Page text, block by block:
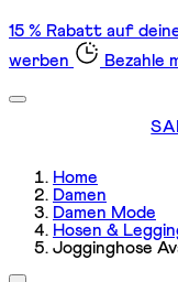
15 % Rabatt auf
werben
Bezahle
Home
Damen
Damen Mode
Hosen &
Jogginghose